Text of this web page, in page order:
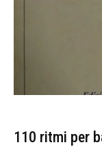
110 ritmi per